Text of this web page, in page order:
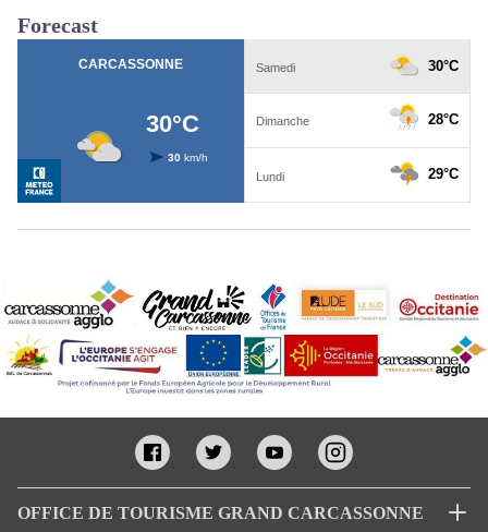
Forecast
OFFICE DE TOURISME GRAND CARCASSONNE